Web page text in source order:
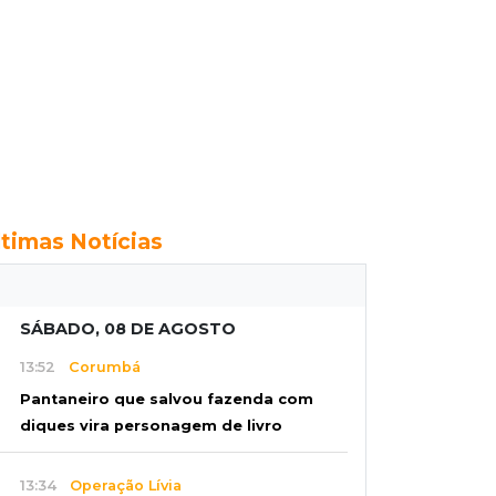
Notícias
SÁBADO, 08 DE AGOSTO
13:52 Corumbá
Pantaneiro que salvou fazenda com
diques vira personagem de livro
13:34 Operação Lívia